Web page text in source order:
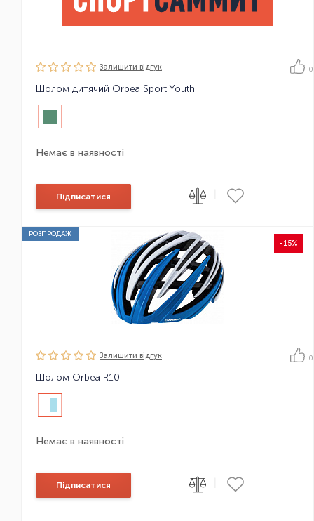
Залишити вiдгук 0
Шолом дитячий Orbea Sport Youth
Немає в наявності
Підписатися
РОЗПРОДАЖ
-15%
Залишити вiдгук 0
Шолом Orbea R10
Немає в наявності
Підписатися